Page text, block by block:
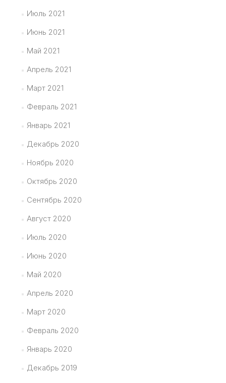
Июль 2021
Июнь 2021
Май 2021
Апрель 2021
Март 2021
Февраль 2021
Январь 2021
Декабрь 2020
Ноябрь 2020
Октябрь 2020
Сентябрь 2020
Август 2020
Июль 2020
Июнь 2020
Май 2020
Апрель 2020
Март 2020
Февраль 2020
Январь 2020
Декабрь 2019